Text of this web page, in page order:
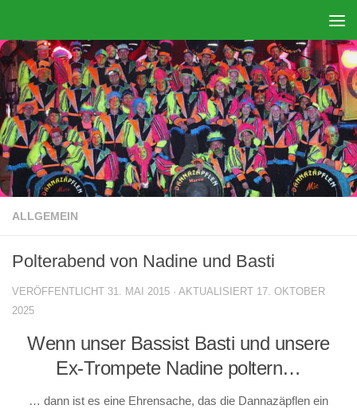
ALLGEMEIN
Polterabend von Nadine und Basti
VERÖFFENTLICHT 31. MAI 2015 · AKTUALISIERT 17. OKTOBER
2025
Wenn unser Bassist Basti und unsere
Ex-Trompete Nadine poltern…
… dann ist es eine Ehrensache, das die Dannazäpflen ein